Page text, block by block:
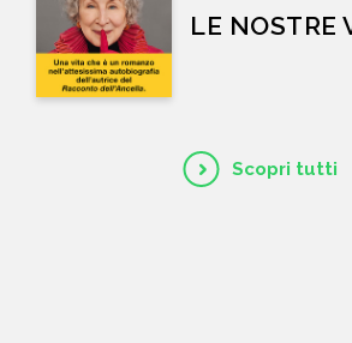
Scopri tutti
LE NOSTRE